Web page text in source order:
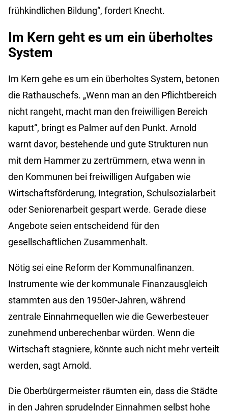
frühkindlichen Bildung“, fordert Knecht.
Im Kern geht es um ein überholtes
System
Im Kern gehe es um ein überholtes System, betonen
die Rathauschefs. „Wenn man an den Pflichtbereich
nicht rangeht, macht man den freiwilligen Bereich
kaputt“, bringt es Palmer auf den Punkt. Arnold
warnt davor, bestehende und gute Strukturen nun
mit dem Hammer zu zertrümmern, etwa wenn in
den Kommunen bei freiwilligen Aufgaben wie
Wirtschaftsförderung, Integration, Schulsozialarbeit
oder Seniorenarbeit gespart werde. Gerade diese
Angebote seien entscheidend für den
gesellschaftlichen Zusammenhalt.
Nötig sei eine Reform der Kommunalfinanzen.
Instrumente wie der kommunale Finanzausgleich
stammten aus den 1950er-Jahren, während
zentrale Einnahmequellen wie die Gewerbesteuer
zunehmend unberechenbar würden. Wenn die
Wirtschaft stagniere, könnte auch nicht mehr verteilt
werden, sagt Arnold.
Die Oberbürgermeister räumten ein, dass die Städte
in den Jahren sprudelnder Einnahmen selbst hohe